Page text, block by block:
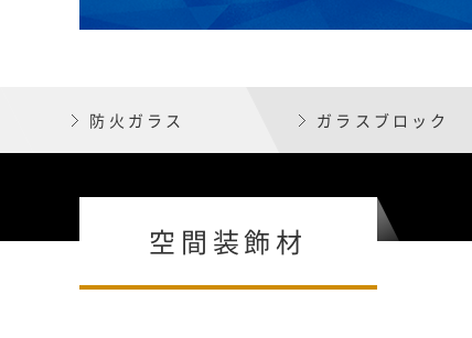
防火ガラス ガラスブロック
空間装飾材